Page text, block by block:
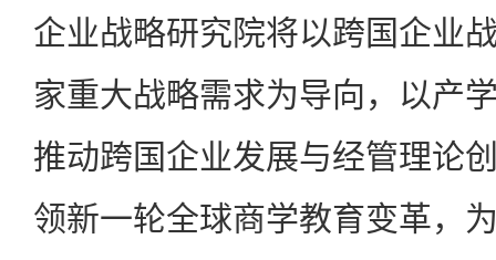
企业战略研究院将以跨国企业
家重大战略需求为导向，以产
推动跨国企业发展与经管理论
领新一轮全球商学教育变革，